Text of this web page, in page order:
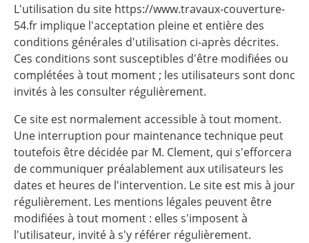
L'utilisation du site https://www.travaux-couverture-
54.fr implique l'acceptation pleine et entière des
conditions générales d'utilisation ci-après décrites.
Ces conditions sont susceptibles d'être modifiées ou
complétées à tout moment ; les utilisateurs sont donc
invités à les consulter régulièrement.
Ce site est normalement accessible à tout moment.
Une interruption pour maintenance technique peut
toutefois être décidée par M. Clement, qui s'efforcera
de communiquer préalablement aux utilisateurs les
dates et heures de l'intervention. Le site est mis à jour
régulièrement. Les mentions légales peuvent être
modifiées à tout moment : elles s'imposent à
l'utilisateur, invité à s'y référer régulièrement.